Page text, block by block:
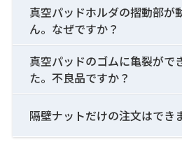
真空パッドホルダの摺動部が
ん。なぜですか？
真空パッドのゴムに亀裂がで
た。不良品ですか？
隔壁ナットだけの注文はでき